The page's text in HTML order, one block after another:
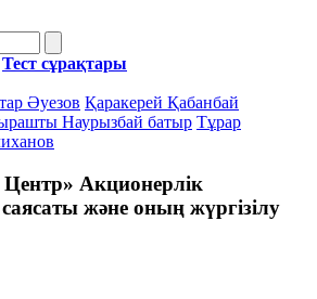
Тест сұрақтары
Әуезов Қаракерей Қабанбай
Наурызбай батыр Тұрар
Акционерлік
және оның жүргізілу